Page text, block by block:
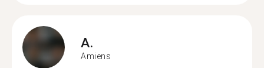
A.
Amiens